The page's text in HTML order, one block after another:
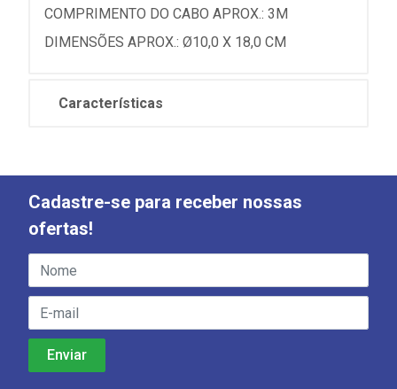
COMPRIMENTO DO CABO APROX.: 3M
DIMENSÕES APROX.: Ø10,0 X 18,0 CM
Características
Cadastre-se para receber nossas
ofertas!